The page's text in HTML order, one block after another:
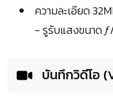
ความละเอียด
- รูรับแสงขนาด
บันทึกวิดีโอ